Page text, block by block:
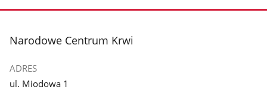
stopka
Narodowe Centrum Krwi
ADRES
ul. Miodowa 1